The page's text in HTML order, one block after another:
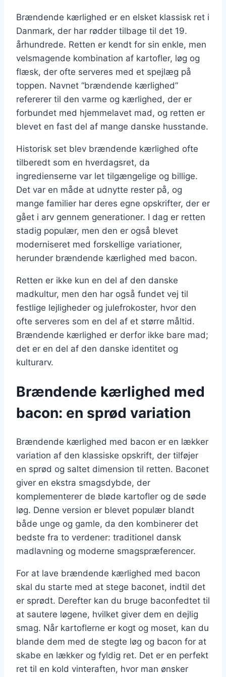
Brændende kærlighed er en elsket klassisk ret i
Danmark, der har rødder tilbage til det 19.
århundrede. Retten er kendt for sin enkle, men
velsmagende kombination af kartofler, løg og
flæsk, der ofte serveres med et spejlæg på
toppen. Navnet “brændende kærlighed”
refererer til den varme og kærlighed, der er
forbundet med hjemmelavet mad, og retten er
blevet en fast del af mange danske husstande.
Historisk set blev brændende kærlighed ofte
tilberedt som en hverdagsret, da
ingredienserne var let tilgængelige og billige.
Det var en måde at udnytte rester på, og
mange familier har deres egne opskrifter, der er
gået i arv gennem generationer. I dag er retten
stadig populær, men den er også blevet
moderniseret med forskellige variationer,
herunder brændende kærlighed med bacon.
Retten er ikke kun en del af den danske
madkultur, men den har også fundet vej til
festlige lejligheder og julefrokoster, hvor den
ofte serveres som en del af et større måltid.
Brændende kærlighed er derfor ikke bare mad;
det er en del af den danske identitet og
kulturarv.
Brændende kærlighed med
bacon: en sprød variation
Brændende kærlighed med bacon er en lækker
variation af den klassiske opskrift, der tilføjer
en sprød og saltet dimension til retten. Baconet
giver en ekstra smagsdybde, der
komplementerer de bløde kartofler og de søde
løg. Denne version er blevet populær blandt
både unge og gamle, da den kombinerer det
bedste fra to verdener: traditionel dansk
madlavning og moderne smagspræferencer.
For at lave brændende kærlighed med bacon
skal du starte med at stege baconet, indtil det
er sprødt. Derefter kan du bruge baconfedtet til
at sautere løgene, hvilket giver dem en dejlig
smag. Når kartoflerne er kogt og moset, kan du
blande dem med de stegte løg og bacon for at
skabe en lækker og fyldig ret. Det er en perfekt
ret til en kold vinteraften, hvor man ønsker